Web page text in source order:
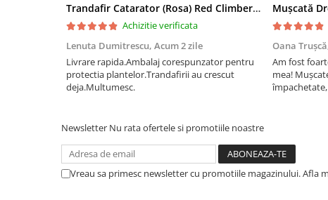
Trandafir Catarator (Rosa) Red Climber - 75cm
Achizitie verificata
Lenuta Dumitrescu, Acum 2 zile
Livrare rapida.Ambalaj corespunzator pentru
protectia plantelor.Trandafirii au crescut
deja.Multumesc.
Oana
Am fost
mea!
Newsletter Nu rata ofertele si promotiile noastre
Vreau sa primesc newsletter cu promotiile magazinului. Afla